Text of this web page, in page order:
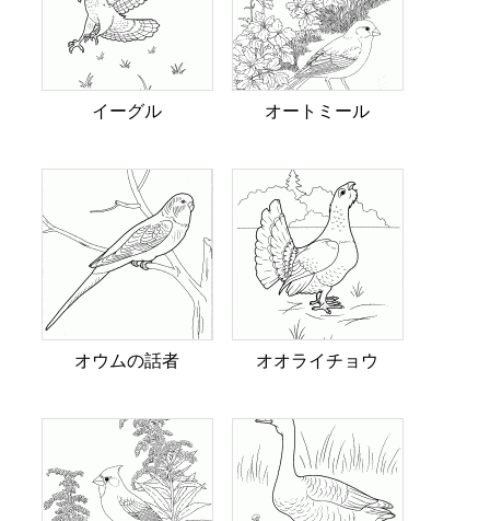
イーグル オートミール
オウムの話者 オオライチョウ